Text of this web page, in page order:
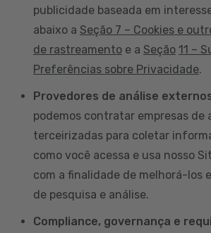
publicidade baseada em
abaixo a Seção 7 – Cookies e
de rastreamento e a Seção 11 –
Preferências sobre Privacidade.
Provedores de análise
podemos contratar empresas de
terceirizadas para coletar
como você acessa e usa nosso
com a finalidade de melhorá-los
de pesquisa e análise.
Compliance, governança e